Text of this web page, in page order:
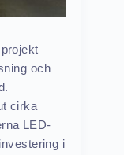
och
cirka
LED-
i